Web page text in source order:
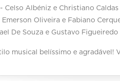
Celso Albéniz e Christiano
Oliveira e Fabiano
De Souza e Gustavo
musical belíssimo e agradável!